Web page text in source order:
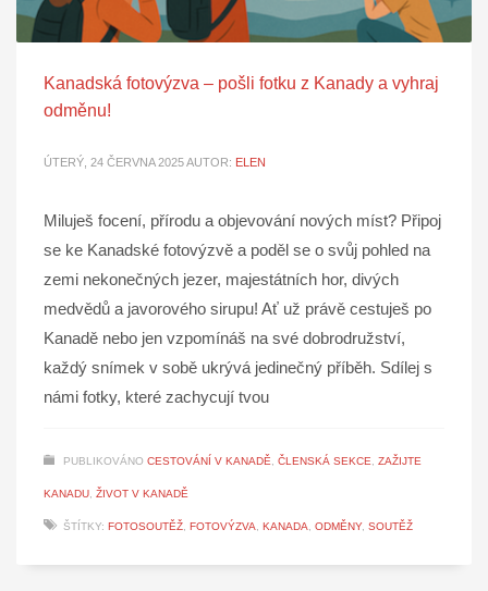
Kanadská fotovýzva – pošli fotku z Kanady a vyhraj
odměnu!
ÚTERÝ, 24 ČERVNA 2025AUTOR: ELEN
Miluješ focení, přírodu a objevování nových míst? Připoj
se ke Kanadské fotovýzvě a poděl se o svůj pohled na
zemi nekonečných jezer, majestátních hor, divých
medvědů a javorového sirupu! Ať už právě cestuješ po
Kanadě nebo jen vzpomínáš na své dobrodružství,
každý snímek v sobě ukrývá jedinečný příběh. Sdílej s
námi fotky, které zachycují tvou
PUBLIKOVÁNO CESTOVÁNÍ V KANADĚ, ČLENSKÁ SEKCE, ZAŽIJTE
KANADU, ŽIVOT V KANADĚ
ŠTÍTKY: FOTOSOUTĚŽ, FOTOVÝZVA, KANADA, ODMĚNY, SOUTĚŽ